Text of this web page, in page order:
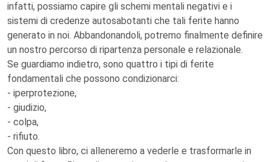
infatti, possiamo capire gli schemi mentali negativi e i
sistemi di credenze autosabotanti che tali ferite hanno
generato in noi. Abbandonandoli, potremo finalmente definire
un nostro percorso di ripartenza personale e relazionale.
Se guardiamo indietro, sono quattro i tipi di ferite
fondamentali che possono condizionarci:
- iperprotezione,
- giudizio,
- colpa,
- rifiuto.
Con questo libro, ci alleneremo a vederle e trasformarle in